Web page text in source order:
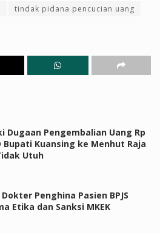
tindak pidana pencucian uang
Dugaan Pengembalian Uang Rp
Bupati Kuansing ke Menhut Raja
Utuh
Penghina Pasien BPJS
Etika dan Sanksi MKEK